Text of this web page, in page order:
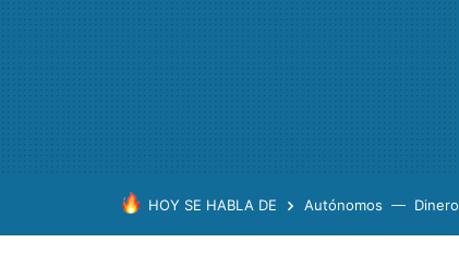
HOY SE HABLA DE Autónomos Dinero